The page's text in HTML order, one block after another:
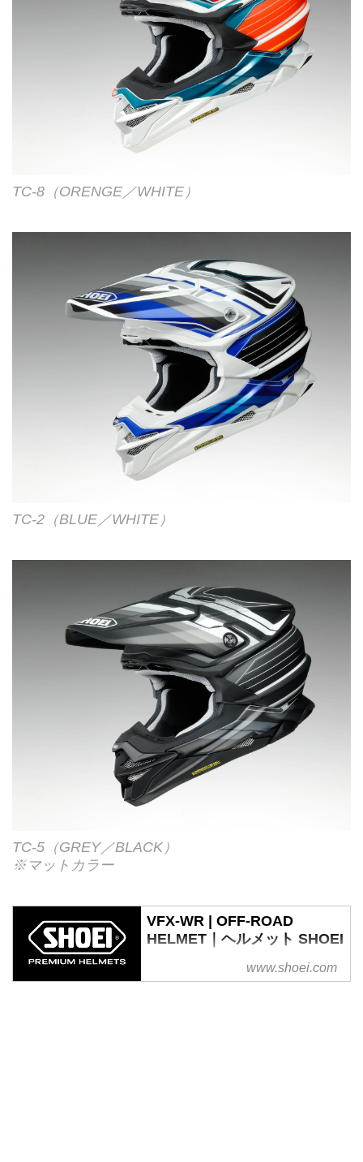
TC-8（ORENGE／WHITE）
TC-2（BLUE／WHITE）
TC-5（GREY／BLACK）
※マットカラー
VFX-WR | OFF-ROAD
HELMET｜ヘルメット SHOEI
VFXシリーズのスタイリングを残
しながら、SHOEIの新技術を注ぎ
www.shoei.com